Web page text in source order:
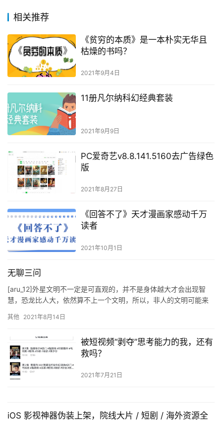
相关推荐
《贫穷的本质》是一本朴实无华且
枯燥的书吗？
2021年9月4日
11册凡尔纳科幻经典套装
2021年9月9日
PC爱奇艺v8.8.141.5160去广告绿色
版
2021年8月27日
《回答不了》天才漫画家感动千万
读者
2021年10月1日
无聊三问
[aru_12]外星文明不一定是可直观的，并不是身体越大才会出现智
慧，恐龙比人大，依然算不上一个文明，所以，非人的文明可能来
其他 2021年8月14日
被短视频“剥夺”思考能力的我，还有
救吗？
2021年7月21日
iOS 影视神器伪装上架，院线大片 / 短剧 / 海外资源全